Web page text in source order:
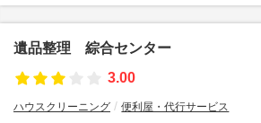
遺品整理 綜合センター
3.00
ハウスクリーニング 便利屋・代行サービス